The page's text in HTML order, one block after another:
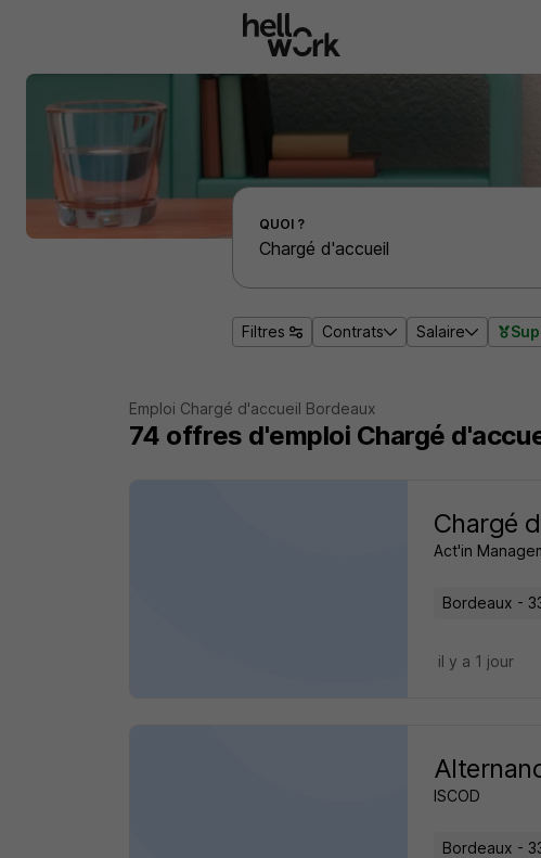
Effectuer une recherche d'emploi par localité
QUOI ?
Filtres Contrats Salaire
Emploi Chargé d'accueil Bordeaux
74 offres d'emploi Chargé
Chargé
Act'in
Bordeaux -
il y a 1 jour
ISCOD
Bordeaux -